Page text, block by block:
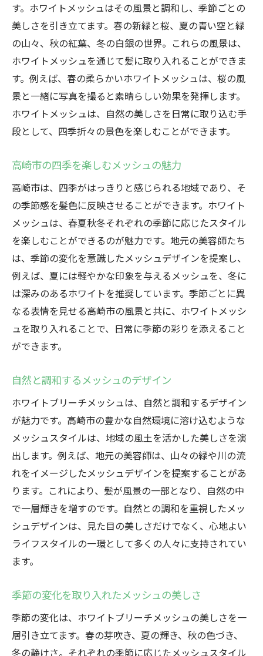
す。ホワイトメッシュはその風景と調和し、季節ごとの
美しさを引き立てます。春の新緑と桜、夏の青い空と緑
の山々、秋の紅葉、冬の白銀の世界。これらの風景は、
ホワイトメッシュを通じて髪に取り入れることができま
す。例えば、春の柔らかいホワイトメッシュは、桜の風
景と一緒に写真を撮ると素晴らしい効果を発揮します。
ホワイトメッシュは、自然の美しさを日常に取り込む手
段として、四季折々の景色を楽しむことができます。
高崎市の四季を楽しむメッシュの魅力
高崎市は、四季がはっきりと感じられる地域であり、そ
の季節感を髪色に反映させることができます。ホワイト
メッシュは、春夏秋冬それぞれの季節に応じたスタイル
を楽しむことができるのが魅力です。地元の美容師たち
は、季節の変化を意識したメッシュデザインを提案し、
例えば、夏には軽やかな印象を与えるメッシュを、冬に
は深みのあるホワイトを推奨しています。季節ごとに異
なる表情を見せる高崎市の風景と共に、ホワイトメッシ
ュを取り入れることで、日常に季節の彩りを添えること
ができます。
自然と調和するメッシュのデザイン
ホワイトブリーチメッシュは、自然と調和するデザイン
が魅力です。高崎市の豊かな自然環境に溶け込むような
メッシュスタイルは、地域の風土を活かした美しさを演
出します。例えば、地元の美容師は、山々の緑や川の流
れをイメージしたメッシュデザインを提案することがあ
ります。これにより、髪が風景の一部となり、自然の中
で一層輝きを増すのです。自然との調和を重視したメッ
シュデザインは、見た目の美しさだけでなく、心地よい
ライフスタイルの一環として多くの人々に支持されてい
ます。
季節の変化を取り入れたメッシュの美しさ
季節の変化は、ホワイトブリーチメッシュの美しさを一
層引き立てます。春の芽吹き、夏の輝き、秋の色づき、
冬の静けさ。それぞれの季節に応じたメッシュスタイル